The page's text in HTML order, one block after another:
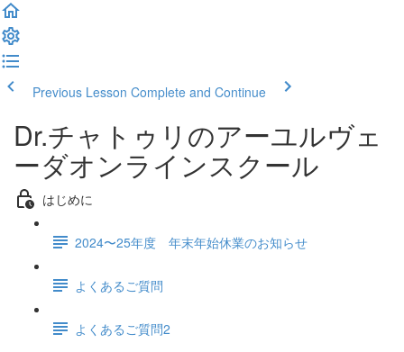
Previous Lesson Complete and Continue
Dr.チャトゥリのアーユルヴェ
ーダオンラインスクール
はじめに
2024〜25年度 年末年始休業のお知らせ
よくあるご質問
よくあるご質問2